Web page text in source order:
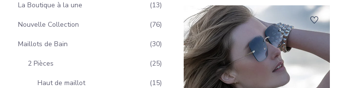
La Boutique à la une 13
Nouvelle Collection 76
Maillots de Bain 30
2 Pièces 25
Haut de maillot 15